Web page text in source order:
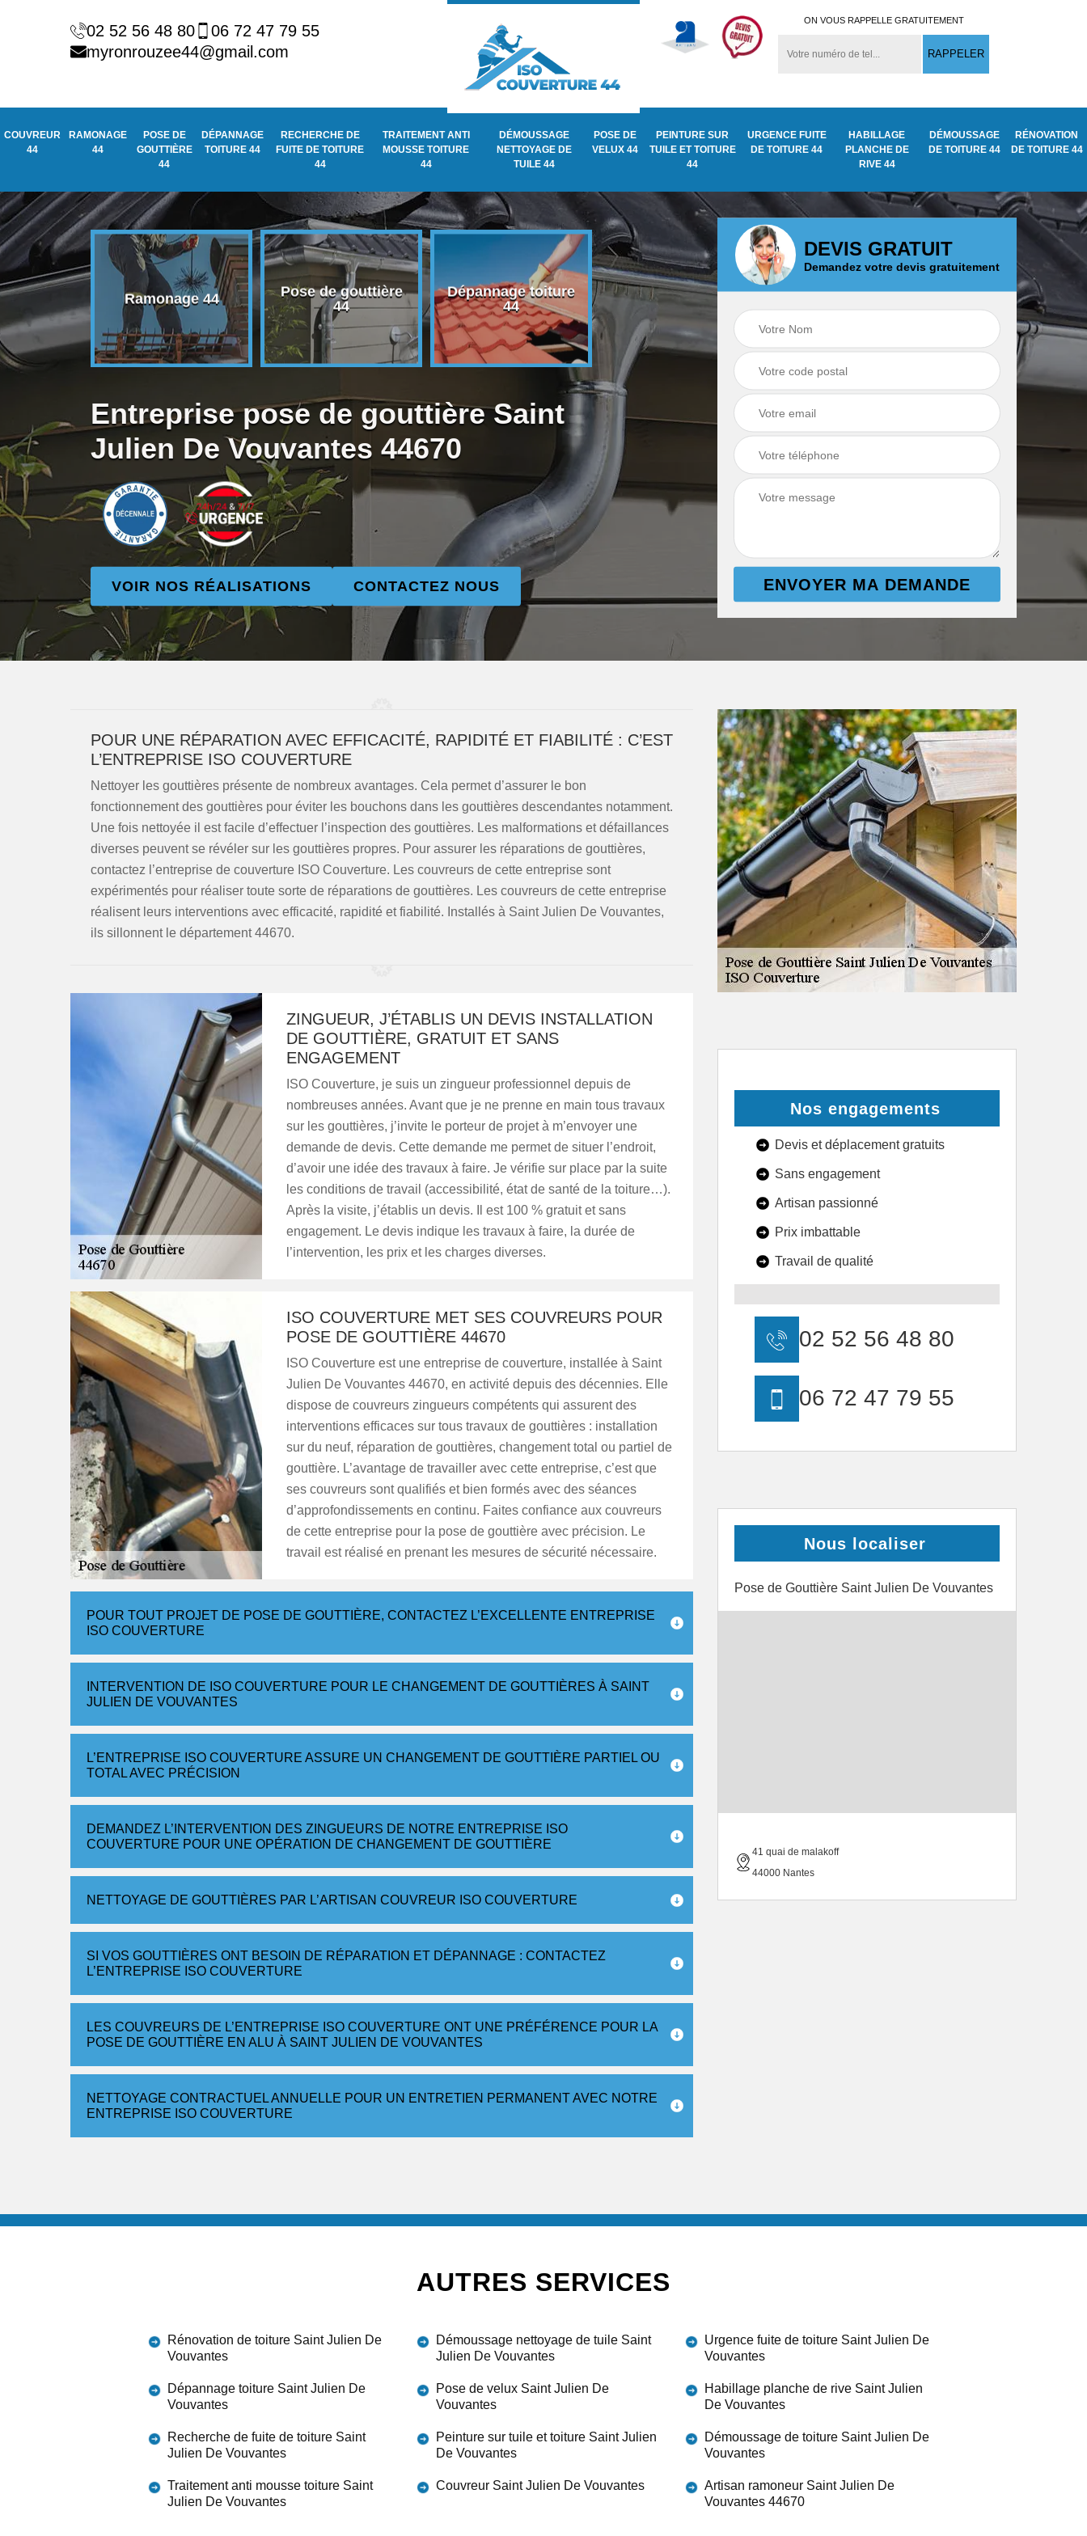
02 52 56 48 80
06 72 47 79 55
myronrouzee44@gmail.com
ON VOUS RAPPELLE GRATUITEMENT
COUVREUR
44
RAMONAGE
44
POSE DE
GOUTTIÈRE
44
DÉPANNAGE
TOITURE 44
RECHERCHE DE
FUITE DE TOITURE
44
TRAITEMENT ANTI
MOUSSE TOITURE
44
DÉMOUSSAGE
NETTOYAGE DE
TUILE 44
POSE DE
VELUX 44
PEINTURE SUR
TUILE ET TOITURE
44
URGENCE FUITE
DE TOITURE 44
HABILLAGE
PLANCHE DE
RIVE 44
DÉMOUSSAGE
DE TOITURE 44
RÉNOVATION
DE TOITURE 44
44 Ramonage 44
Pose de gouttière
44
Dépannage toiture
44
Recherche de fuite
de toiture 44
Traitement anti
Démoussage
nettoyage de tuile
44
Entreprise pose de gouttière Saint
Julien De Vouvantes 44670
VOIR NOS RÉALISATIONS CONTACTEZ NOUS
DEVIS GRATUIT
Demandez votre devis gratuitement
POUR UNE RÉPARATION AVEC EFFICACITÉ, RAPIDITÉ ET FIABILITÉ : C’EST
L’ENTREPRISE ISO COUVERTURE
Nettoyer les gouttières présente de nombreux avantages. Cela permet d’assurer le bon
fonctionnement des gouttières pour éviter les bouchons dans les gouttières descendantes notamment.
Une fois nettoyée il est facile d’effectuer l’inspection des gouttières. Les malformations et défaillances
diverses peuvent se révéler sur les gouttières propres. Pour assurer les réparations de gouttières,
contactez l’entreprise de couverture ISO Couverture. Les couvreurs de cette entreprise sont
expérimentés pour réaliser toute sorte de réparations de gouttières. Les couvreurs de cette entreprise
réalisent leurs interventions avec efficacité, rapidité et fiabilité. Installés à Saint Julien De Vouvantes,
ils sillonnent le département 44670.
ZINGUEUR, J’ÉTABLIS UN DEVIS INSTALLATION
DE GOUTTIÈRE, GRATUIT ET SANS
ENGAGEMENT
ISO Couverture, je suis un zingueur professionnel depuis de
nombreuses années. Avant que je ne prenne en main tous travaux
sur les gouttières, j’invite le porteur de projet à m’envoyer une
demande de devis. Cette demande me permet de situer l’endroit,
d’avoir une idée des travaux à faire. Je vérifie sur place par la suite
les conditions de travail (accessibilité, état de santé de la toiture…).
Après la visite, j’établis un devis. Il est 100 % gratuit et sans
engagement. Le devis indique les travaux à faire, la durée de
l’intervention, les prix et les charges diverses.
ISO COUVERTURE MET SES COUVREURS POUR
POSE DE GOUTTIÈRE 44670
ISO Couverture est une entreprise de couverture, installée à Saint
Julien De Vouvantes 44670, en activité depuis des décennies. Elle
dispose de couvreurs zingueurs compétents qui assurent des
interventions efficaces sur tous travaux de gouttières : installation
sur du neuf, réparation de gouttières, changement total ou partiel de
gouttière. L’avantage de travailler avec cette entreprise, c’est que
ses couvreurs sont qualifiés et bien formés avec des séances
d’approfondissements en continu. Faites confiance aux couvreurs
de cette entreprise pour la pose de gouttière avec précision. Le
travail est réalisé en prenant les mesures de sécurité nécessaire.
POUR TOUT PROJET DE POSE DE GOUTTIÈRE, CONTACTEZ L’EXCELLENTE ENTREPRISE
ISO COUVERTURE
INTERVENTION DE ISO COUVERTURE POUR LE CHANGEMENT DE GOUTTIÈRES À SAINT
JULIEN DE VOUVANTES
L’ENTREPRISE ISO COUVERTURE ASSURE UN CHANGEMENT DE GOUTTIÈRE PARTIEL OU
TOTAL AVEC PRÉCISION
DEMANDEZ L’INTERVENTION DES ZINGUEURS DE NOTRE ENTREPRISE ISO
COUVERTURE POUR UNE OPÉRATION DE CHANGEMENT DE GOUTTIÈRE
NETTOYAGE DE GOUTTIÈRES PAR L’ARTISAN COUVREUR ISO COUVERTURE
SI VOS GOUTTIÈRES ONT BESOIN DE RÉPARATION ET DÉPANNAGE : CONTACTEZ
L’ENTREPRISE ISO COUVERTURE
LES COUVREURS DE L’ENTREPRISE ISO COUVERTURE ONT UNE PRÉFÉRENCE POUR LA
POSE DE GOUTTIÈRE EN ALU À SAINT JULIEN DE VOUVANTES
NETTOYAGE CONTRACTUEL ANNUELLE POUR UN ENTRETIEN PERMANENT AVEC NOTRE
ENTREPRISE ISO COUVERTURE
Nos engagements
Devis et déplacement gratuits
Sans engagement
Artisan passionné
Prix imbattable
Travail de qualité
02 52 56 48 80
06 72 47 79 55
Nous localiser
Pose de Gouttière Saint Julien De Vouvantes
41 quai de malakoff
44000 Nantes
AUTRES SERVICES
Rénovation de toiture Saint Julien De
Vouvantes
Dépannage toiture Saint Julien De
Vouvantes
Recherche de fuite de toiture Saint
Julien De Vouvantes
Traitement anti mousse toiture Saint
Julien De Vouvantes
Démoussage nettoyage de tuile Saint
Julien De Vouvantes
Pose de velux Saint Julien De
Vouvantes
Peinture sur tuile et toiture Saint Julien
De Vouvantes
Couvreur Saint Julien De Vouvantes
Urgence fuite de toiture Saint Julien De
Vouvantes
Habillage planche de rive Saint Julien
De Vouvantes
Démoussage de toiture Saint Julien De
Vouvantes
Artisan ramoneur Saint Julien De
Vouvantes 44670